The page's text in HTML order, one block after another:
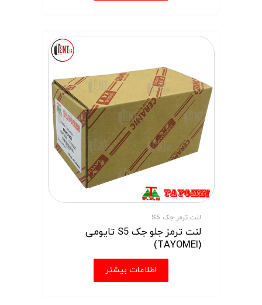
لنت ترمز جک S5
لنت ترمز جلو جک S5 تایومی
(TAYOMEI)
اطلاعات بیشتر